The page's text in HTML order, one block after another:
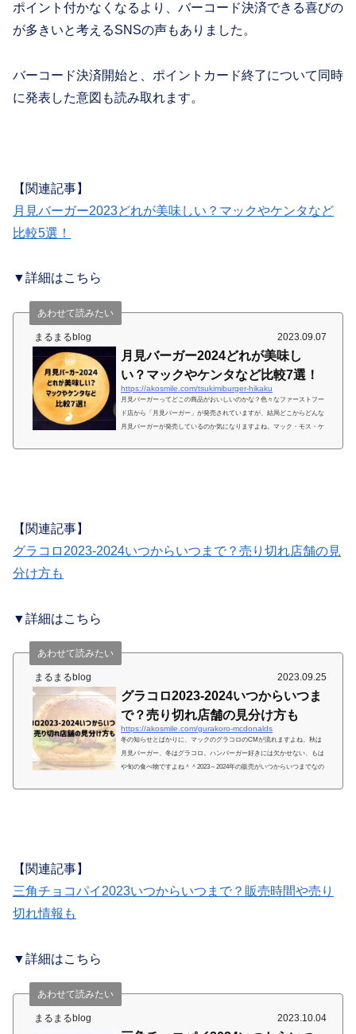
ポイント付かなくなるより、バーコード決済できる喜びの
が多きいと考えるSNSの声もありました。
バーコード決済開始と、ポイントカード終了について同時
に発表した意図も読み取れます。
【関連記事】
月見バーガー2023どれが美味しい？マックやケンタなど
比較5選！
▼詳細はこちら
まるまるblog
あわせて読みたい
2023.09.07
月見バーガー2024どれが美味し
い？マックやケンタなど比較7選！
https://akosmile.com/tsukimiburger-hikaku
月見バーガーってどこの商品がおいしいのかな？色々なファーストフー
ド店から「月見バーガー」が発売されていますが、結局どこからどんな
月見バーガーが発売しているのか気になりますよね。マック・モス・ケ
【関連記事】
グラコロ2023-2024いつからいつまで？売り切れ店舗の見
分け方も
▼詳細はこちら
まるまるblog
あわせて読みたい
2023.09.25
グラコロ2023-2024いつからいつま
で？売り切れ店舗の見分け方も
https://akosmile.com/gurakoro-mcdonalds
冬の知らせとばかりに、マックのグラコロのCMが流れますよね。秋は
月見バーガー、冬はグラコロ。ハンバーガー好きには欠かせない、もは
や旬の食べ物ですよね＾＾2023～2024年の販売がいつからいつまでなの
【関連記事】
三角チョコパイ2023いつからいつまで？販売時間や売り
切れ情報も
▼詳細はこちら
まるまるblog
あわせて読みたい
2023.10.04